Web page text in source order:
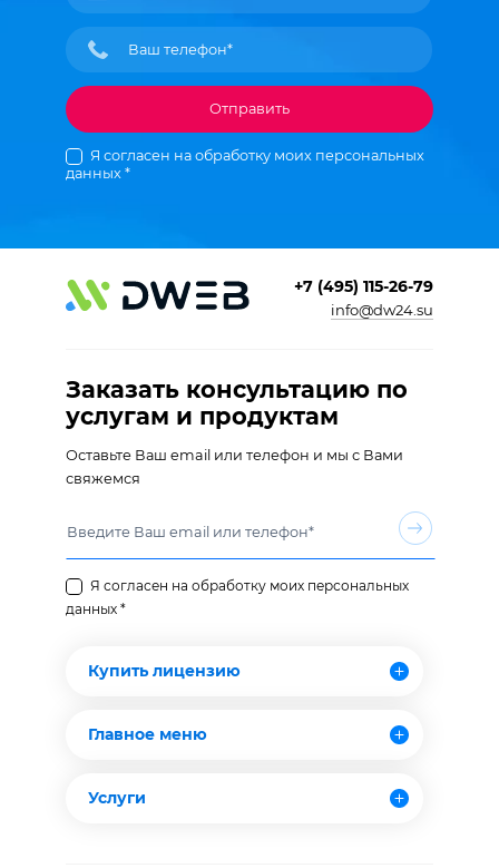
Отправить
Я согласен на обработку моих персональных
данных *
+7 (495) 115-26-79
info@dw24.su
Заказать консультацию по
услугам и продуктам
Оставьте Ваш email или телефон и мы с Вами
свяжемся
Я согласен на обработку моих персональных
данных *
Купить лицензию
Главное меню
Услуги